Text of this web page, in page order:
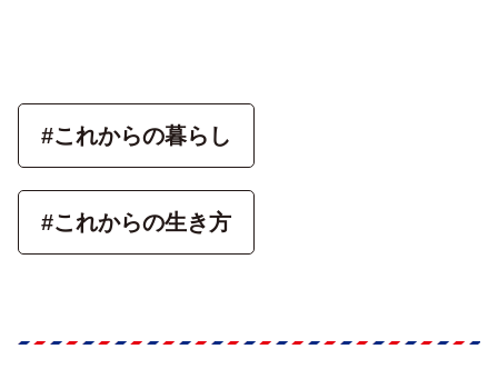
#これからの暮らし
#これからの生き方